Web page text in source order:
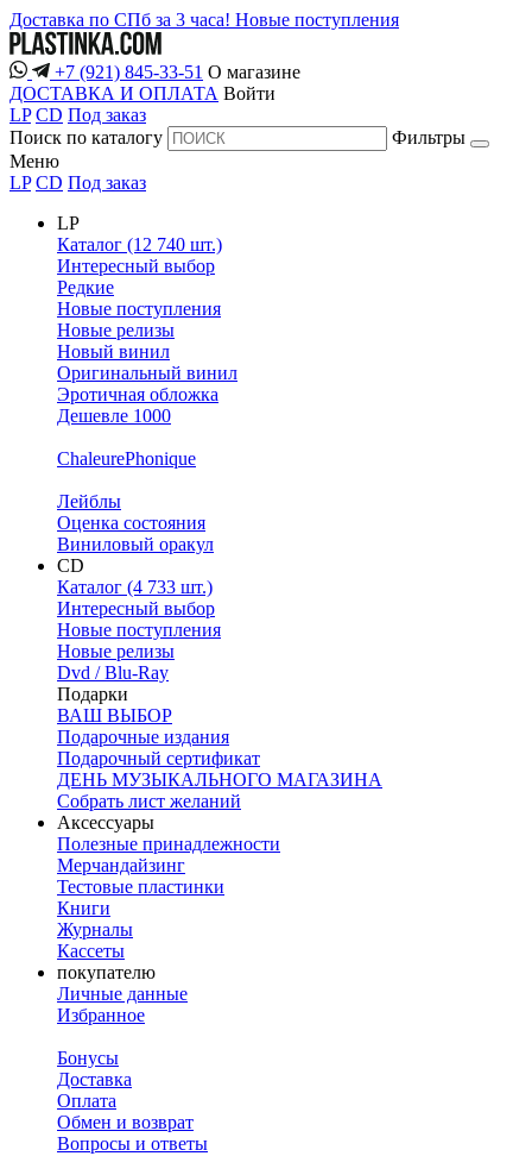
Доставка по СПб за 3 часа! Новые поступления
+7 (921) 845-33-51 О магазине
ДОСТАВКА И ОПЛАТА Войти
LP CD Под заказ
Поиск по каталогу
Фильтры
Меню
LP CD Под заказ
LP
Каталог (12 740 шт.)
Интересный выбор
Редкие
Новые поступления
Новые релизы
Новый винил
Оригинальный винил
Эротичная обложка
Дешевле 1000
ChaleurePhonique
Лейблы
Оценка состояния
Виниловый оракул
CD
Каталог (4 733 шт.)
Интересный выбор
Новые поступления
Новые релизы
Dvd / Blu-Ray
Подарки
ВАШ ВЫБОР
Подарочные издания
Подарочный сертификат
ДЕНЬ МУЗЫКАЛЬНОГО МАГАЗИНА
Собрать лист желаний
Аксессуары
Полезные принадлежности
Мерчандайзинг
Тестовые пластинки
Книги
Журналы
Кассеты
покупателю
Личные данные
Избранное
Бонусы
Доставка
Оплата
Обмен и возврат
Вопросы и ответы